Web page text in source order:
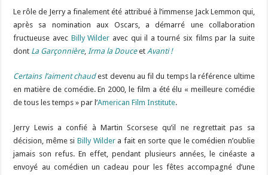
Le rôle de Jerry a finalement été attribué à l’immense Jack Lemmon qui,
après sa nomination aux Oscars, a démarré une collaboration
fructueuse avec Billy Wilder avec qui il a tourné six films par la suite
dont La Garçonnière,Irma la DouceetAvanti !
Certains l’aiment chaudest devenu au fil du temps la référence ultime
en matière de comédie. En 2000, le film a été élu « meilleure comédie
de tous les temps » par l’American Film Institute.
Jerry Lewis a confié à Martin Scorsese qu’il ne regrettait pas sa
décision, même siBilly Wildera fait en sorte que le comédien n’oublie
jamais son refus. En effet, pendant plusieurs années, le cinéaste a
envoyé au comédien un cadeau pour les fêtes accompagné d’une